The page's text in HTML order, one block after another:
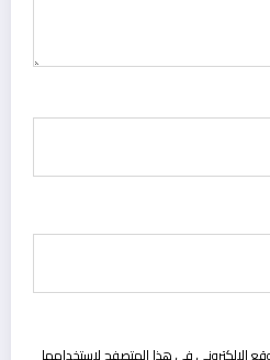
الإلكتروني في هذا المتصفح لاستخدامها